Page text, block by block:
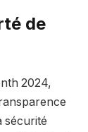
de
2024,
sécurité